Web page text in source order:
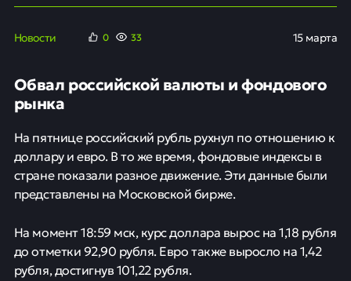
Новости 0 33 15 марта
Обвал российской валюты и фондового
рынка
На пятнице российский рубль рухнул по отношению к
доллару и евро. В то же время, фондовые индексы в
стране показали разное движение. Эти данные были
представлены на Московской бирже.
На момент 18:59 мск, курс доллара вырос на 1,18 рубля
до отметки 92,90 рубля. Евро также выросло на 1,42
рубля, достигнув 101,22 рубля.